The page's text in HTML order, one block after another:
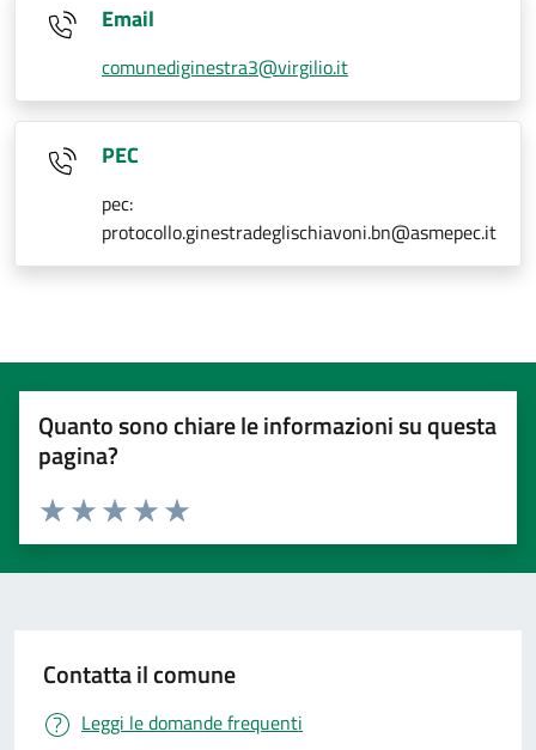
Email
comunediginestra3@virgilio.it
PEC
pec:
protocollo.ginestradeglischiavoni.bn@asmepec.it
Quanto sono chiare le informazioni su questa
pagina?
Valuta 5 stelle su 5
Valuta 4 stelle su 5
Valuta 3 stelle su 5
Valuta 2 stelle su 5
Valuta 1 stelle su 5
Contatta il comune
Leggi le domande frequenti